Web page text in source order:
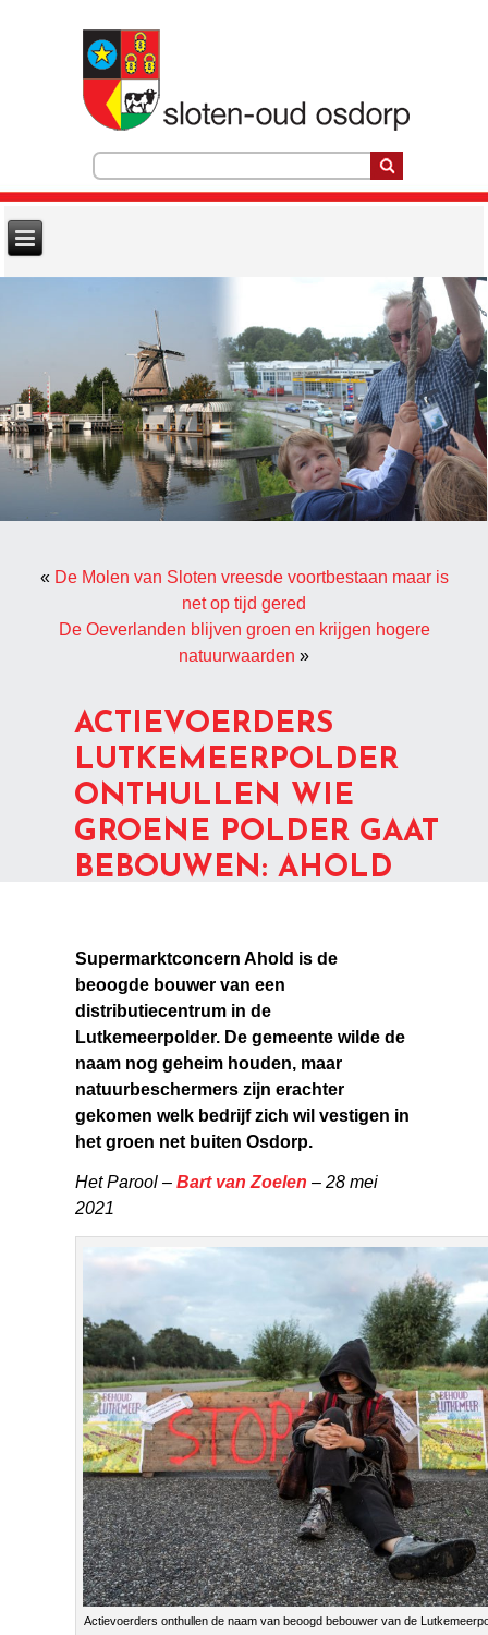
« De Molen van Sloten vreesde voortbestaan maar is
net op tijd gered
De Oeverlanden blijven groen en krijgen hogere
natuurwaarden »
ACTIEVOERDERS
LUTKEMEERPOLDER
ONTHULLEN WIE
GROENE POLDER GAAT
BEBOUWEN: AHOLD
Supermarktconcern Ahold is de
beoogde bouwer van een
distributiecentrum in de
Lutkemeerpolder. De gemeente wilde de
naam nog geheim houden, maar
natuurbeschermers zijn erachter
gekomen welk bedrijf zich wil vestigen in
het groen net buiten Osdorp.
Het Parool –Bart van Zoelen – 28 mei
2021
Actievoerders onthullen de naam van beoogd bebouwer van de